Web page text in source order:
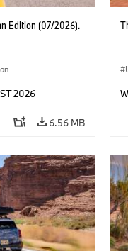
Edition (07/2026).
2026
6.56 MB